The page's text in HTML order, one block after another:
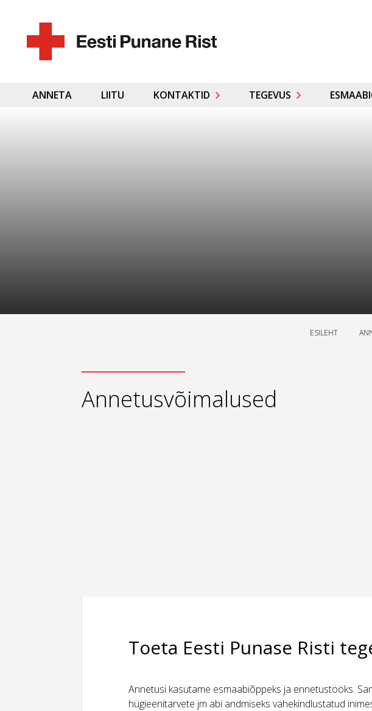
ANNETA LIITU KONTAKTID TEGEVUS
ESILEHT
Annetusvõimalused
Toeta Eesti Punase Risti
Annetusi kasutame esmaabiõppeks ja ennetustööks.
hügieenitarvete jm abi andmiseks vähekindlustatud